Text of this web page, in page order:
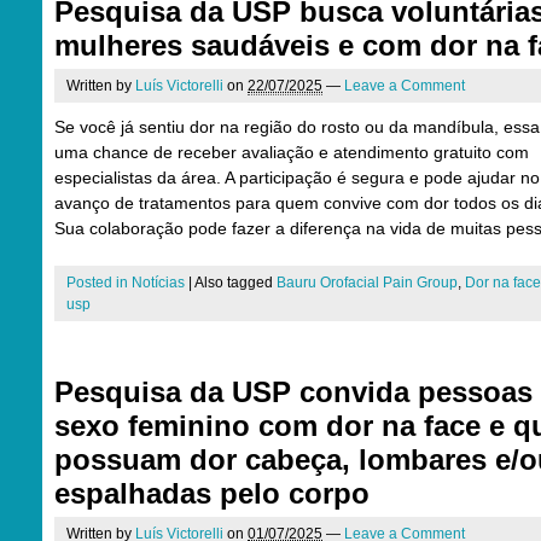
Pesquisa da USP busca
mulheres saudáveis e com dor na
Written by Luís Victorelli on 22/07/2025 — Leave a Comment
Se você já sentiu dor na região do rosto ou da mandíbula,
uma chance de receber avaliação e atendimento gratuito com
especialistas da área. A participação é segura e pode ajudar no
avanço de tratamentos para quem convive com dor todos os
Sua colaboração pode fazer a diferença na vida de muitas
Posted in Notícias Also tagged Bauru Orofacial Pain Group, Dor na face
usp
Pesquisa da USP convida pessoas
sexo feminino com dor na face e
possuam dor cabeça, lombares e/
espalhadas pelo corpo
Written by Luís Victorelli on 01/07/2025 — Leave a Comment